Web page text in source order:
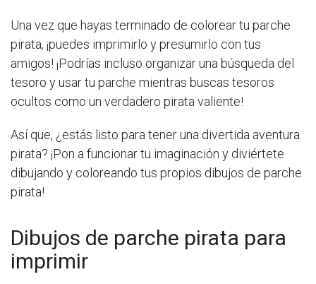
Una vez que hayas terminado de colorear tu parche
pirata, ¡puedes imprimirlo y presumirlo con tus
amigos! ¡Podrías incluso organizar una búsqueda del
tesoro y usar tu parche mientras buscas tesoros
ocultos como un verdadero pirata valiente!
Así que, ¿estás listo para tener una divertida aventura
pirata? ¡Pon a funcionar tu imaginación y diviértete
dibujando y coloreando tus propios dibujos de parche
pirata!
Dibujos de parche pirata para
imprimir